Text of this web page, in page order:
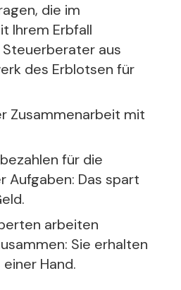
die im
Ihrem Erbfall
aus
des Erblotsen für
Zusammenarbeit mit
für die
Aufgaben: Das spart
arbeiten
Sie erhalten
Hand.